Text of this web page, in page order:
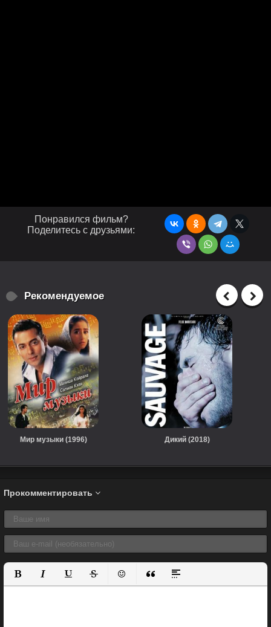
Понравился фильм?
Поделитесь с друзьями:
Рекомендуемое
Мир музыки (1996) Дикий (2018)
Прокомментировать
Полужирный
КурсивПодчеркнутый
ЗачеркнутыйВставить смайлик
Вставка цитаты
Вставка спойлера